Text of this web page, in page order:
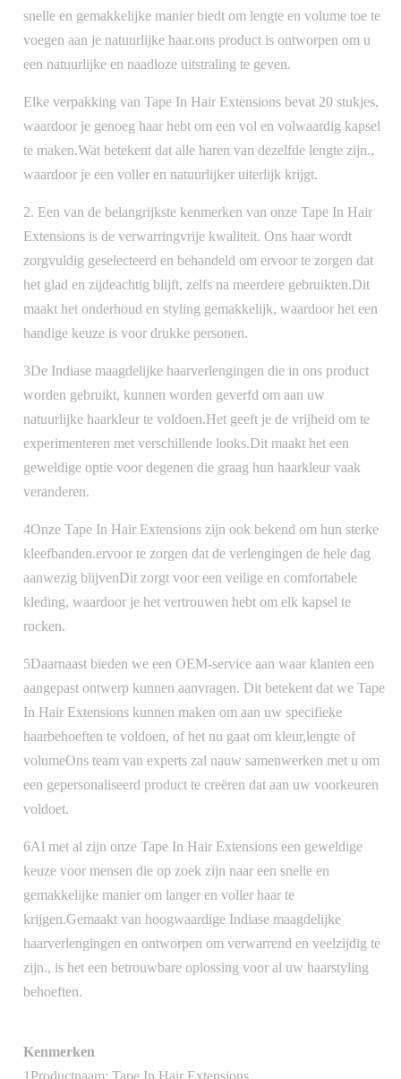
snelle en gemakkelijke manier biedt om lengte en volume toe te
voegen aan je natuurlijke haar.ons product is ontworpen om u
een natuurlijke en naadloze uitstraling te geven.
Elke verpakking van Tape In Hair Extensions bevat 20 stukjes,
waardoor je genoeg haar hebt om een vol en volwaardig kapsel
te maken.Wat betekent dat alle haren van dezelfde lengte zijn.,
waardoor je een voller en natuurlijker uiterlijk krijgt.
2. Een van de belangrijkste kenmerken van onze Tape In Hair
Extensions is de verwarringvrije kwaliteit. Ons haar wordt
zorgvuldig geselecteerd en behandeld om ervoor te zorgen dat
het glad en zijdeachtig blijft, zelfs na meerdere gebruikten.Dit
maakt het onderhoud en styling gemakkelijk, waardoor het een
handige keuze is voor drukke personen.
3De Indiase maagdelijke haarverlengingen die in ons product
worden gebruikt, kunnen worden geverfd om aan uw
natuurlijke haarkleur te voldoen.Het geeft je de vrijheid om te
experimenteren met verschillende looks.Dit maakt het een
geweldige optie voor degenen die graag hun haarkleur vaak
veranderen.
4Onze Tape In Hair Extensions zijn ook bekend om hun sterke
kleefbanden.ervoor te zorgen dat de verlengingen de hele dag
aanwezig blijvenDit zorgt voor een veilige en comfortabele
kleding, waardoor je het vertrouwen hebt om elk kapsel te
rocken.
5Daarnaast bieden we een OEM-service aan waar klanten een
aangepast ontwerp kunnen aanvragen. Dit betekent dat we Tape
In Hair Extensions kunnen maken om aan uw specifieke
haarbehoeften te voldoen, of het nu gaat om kleur,lengte of
volumeOns team van experts zal nauw samenwerken met u om
een gepersonaliseerd product te creëren dat aan uw voorkeuren
voldoet.
6Al met al zijn onze Tape In Hair Extensions een geweldige
keuze voor mensen die op zoek zijn naar een snelle en
gemakkelijke manier om langer en voller haar te
krijgen.Gemaakt van hoogwaardige Indiase maagdelijke
haarverlengingen en ontworpen om verwarrend en veelzijdig te
zijn., is het een betrouwbare oplossing voor al uw haarstyling
behoeften.
Kenmerken
1Productnaam: Tape In Hair Extensions